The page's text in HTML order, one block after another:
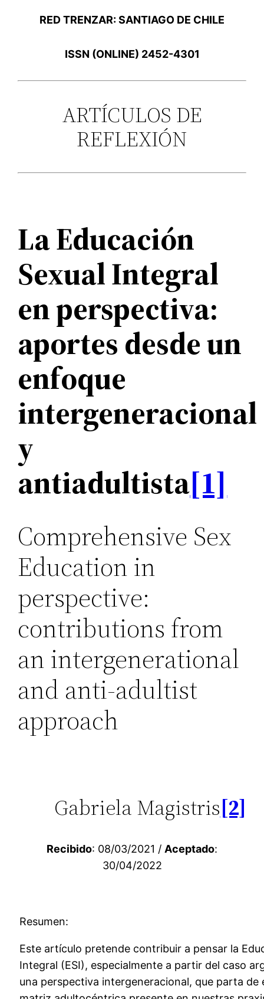
RED TRENZAR: SANTIAGO DE CHILE
ISSN (ONLINE) 2452-4301
ARTÍCULOS DE
REFLEXIÓN
La Educación
Sexual Integral
en perspectiva:
aportes desde un
enfoque
intergeneracional
y
antiadultista[1]
Comprehensive Sex
Education in
perspective:
contributions from
an intergenerational
and anti-adultist
approach
Gabriela Magistris[2]
Recibido: 08/03/2021 / Aceptado:
30/04/2022
Resumen:
Este artículo pretende contribuir a pensar la
Integral (ESI), especialmente a partir del caso
una perspectiva intergeneracional, que parta de